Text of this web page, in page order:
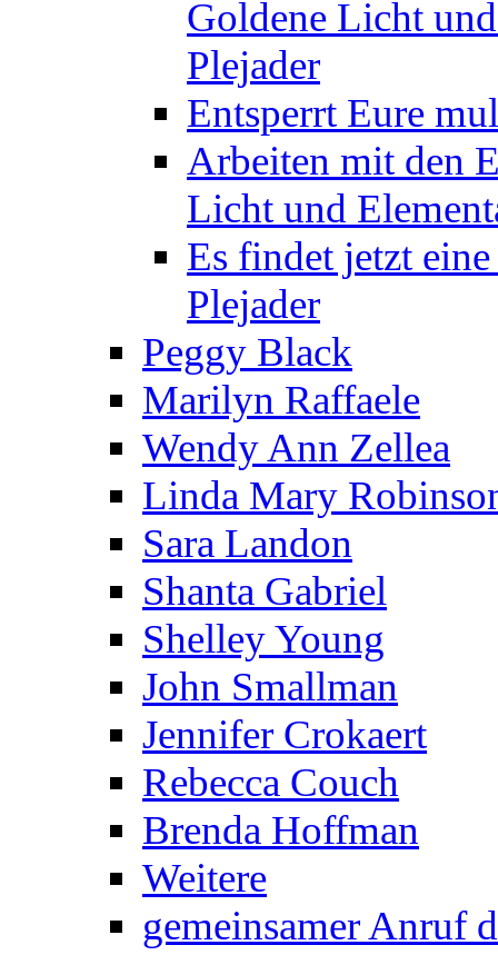
Goldene Licht
Plejader
Entsperrt Eure
Arbeiten mit den
Licht und
Es findet jetzt
Plejader
Peggy Black
Marilyn Raffaele
Wendy Ann Zellea
Linda Mary
Sara Landon
Shanta Gabriel
Shelley Young
John Smallman
Jennifer Crokaert
Rebecca Couch
Brenda Hoffman
Weitere
gemeinsamer Anruf